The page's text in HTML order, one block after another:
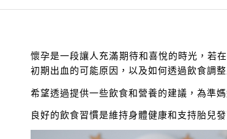
懷孕是一段讓人充滿期待和喜悅的時光，若
初期出血的可能原因，以及如何透過飲食調
希望透過提供一些飲食和營養的建議，為準
良好的飲食習慣是維持身體健康和支持胎兒